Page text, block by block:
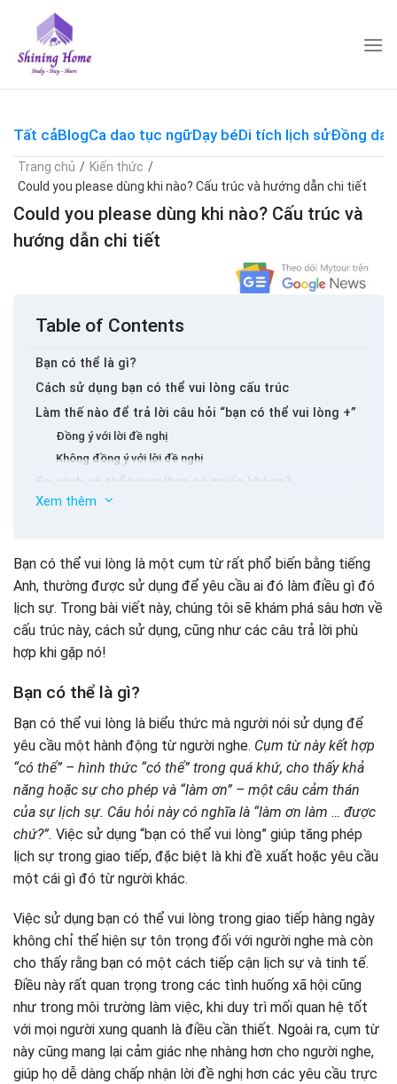
content
Tất cảBlogCa dao tục ngữDạy béDi tích lịch sửĐồng dao
Trang chủ / Kiến thức /
Could you please dùng khi nào? Cấu trúc và hướng dẫn chi tiết
Could you please dùng khi nào? Cấu trúc và
hướng dẫn chi tiết
Table of Contents
Bạn có thể là gì?
Cách sử dụng bạn có thể vui lòng cấu trúc
Làm thế nào để trả lời câu hỏi “bạn có thể vui lòng +”
Đồng ý với lời đề nghị
Không đồng ý với lời đề nghị
So sánh có thể/wuss/bạn có muốn không?
Các cấu trúc khác thay thế bạn có thể vui lòng
Bài tập Faying Curd You Gease Cấu trúc (chỉ)
Xem thêm
Bạn có thể vui lòng là một cụm từ rất phổ biến bằng tiếng
Anh, thường được sử dụng để yêu cầu ai đó làm điều gì đó
lịch sự. Trong bài viết này, chúng tôi sẽ khám phá sâu hơn về
cấu trúc này, cách sử dụng, cũng như các câu trả lời phù
hợp khi gặp nó!
Bạn có thể là gì?
Bạn có thể vui lòng là biểu thức mà người nói sử dụng để
yêu cầu một hành động từ người nghe. Cụm từ này kết hợp
“có thể” – hình thức “có thể” trong quá khứ, cho thấy khả
năng hoặc sự cho phép và “làm ơn” – một câu cảm thán
của sự lịch sự. Câu hỏi này có nghĩa là “làm ơn làm … được
chứ?”. Việc sử dụng “bạn có thể vui lòng” giúp tăng phép
lịch sự trong giao tiếp, đặc biệt là khi đề xuất hoặc yêu cầu
một cái gì đó từ người khác.
Việc sử dụng bạn có thể vui lòng trong giao tiếp hàng ngày
không chỉ thể hiện sự tôn trọng đối với người nghe mà còn
cho thấy rằng bạn có một cách tiếp cận lịch sự và tinh tế.
Điều này rất quan trọng trong các tình huống xã hội cũng
như trong môi trường làm việc, khi duy trì mối quan hệ tốt
với mọi người xung quanh là điều cần thiết. Ngoài ra, cụm từ
này cũng mang lại cảm giác nhẹ nhàng hơn cho người nghe,
giúp họ dễ dàng chấp nhận lời đề nghị hơn các yêu cầu trực